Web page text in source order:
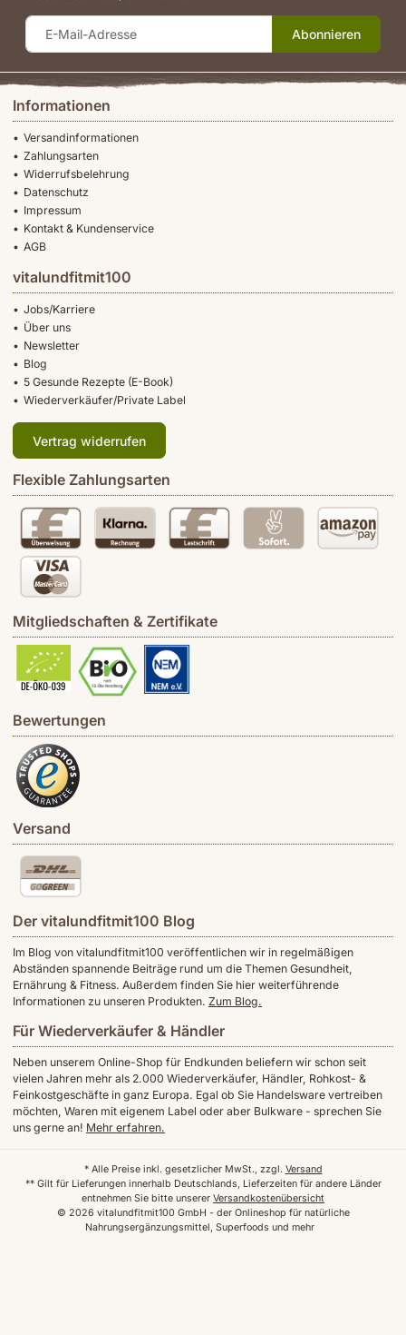
Informationen
Versandinformationen
Zahlungsarten
Widerrufsbelehrung
Datenschutz
Impressum
Kontakt & Kundenservice
AGB
vitalundfitmit100
Jobs/Karriere
Über uns
Newsletter
Blog
5 Gesunde Rezepte (E-Book)
Wiederverkäufer/Private Label
Vertrag widerrufen
Flexible Zahlungsarten
Mitgliedschaften & Zertifikate
Bewertungen
Versand
Der vitalundfitmit100 Blog
Im Blog von vitalundfitmit100 veröffentlichen wir in regelmäßigen
Abständen spannende Beiträge rund um die Themen Gesundheit,
Ernährung & Fitness. Außerdem finden Sie hier weiterführende
Informationen zu unseren Produkten. Zum Blog.
Für Wiederverkäufer & Händler
Neben unserem Online-Shop für Endkunden beliefern wir schon seit
vielen Jahren mehr als 2.000 Wiederverkäufer, Händler, Rohkost- &
Feinkostgeschäfte in ganz Europa. Egal ob Sie Handelsware vertreiben
möchten, Waren mit eigenem Label oder aber Bulkware - sprechen Sie
uns gerne an! Mehr erfahren.
Abonnieren
© 2026 vitalundfitmit100 GmbH - der Onlineshop für natürliche
Nahrungsergänzungsmittel, Superfoods und mehr
* Alle Preise inkl. gesetzlicher MwSt., zzgl. Versand
** Gilt für Lieferungen innerhalb Deutschlands, Lieferzeiten für andere Länder
entnehmen Sie bitte unserer Versandkostenübersicht